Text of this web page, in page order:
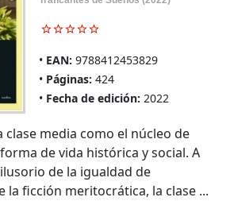
EAN: 9788412453829
Páginas: 424
Fecha de edición: 2022
clase media como el núcleo de
de vida histórica y social. A
de la igualdad de
la ficción meritocrática, la clase ...